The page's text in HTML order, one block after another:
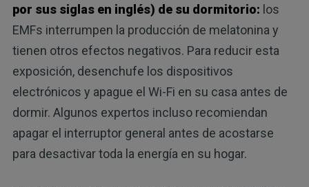
por sus siglas en inglés) de su dormitorio: los
EMFs interrumpen la producción de melatonina y
tienen otros efectos negativos. Para reducir esta
exposición, desenchufe los dispositivos
electrónicos y apague el Wi-Fi en su casa antes de
dormir. Algunos expertos incluso recomiendan
apagar el interruptor general antes de acostarse
para desactivar toda la energía en su hogar.